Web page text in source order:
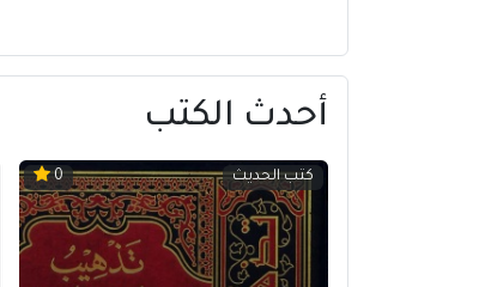
أحدث الكتب
كتب الحديث 0